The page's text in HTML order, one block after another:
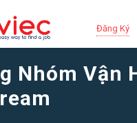
Đăng Ký
Nhóm Vận